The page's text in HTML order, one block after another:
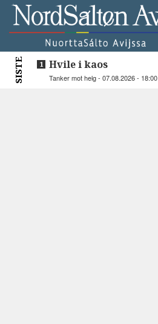
SISTE Hvile i kaos
Tanker mot helg - 07.08.2026 - 18:00